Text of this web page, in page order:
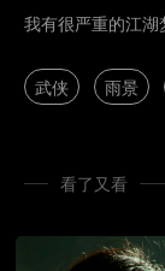
我有很严重的江湖
武侠 雨景
看了又看